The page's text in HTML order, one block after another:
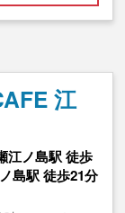
江
江ノ島駅 徒歩
島駅 徒歩21分